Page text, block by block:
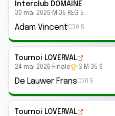
Interclub DOMAINE
30 mai 2026· M 35 REG 5
Adam VincentC30.5
Tournoi LOVERVAL
24 mai 2026· Finale ·S M 35 6
De Lauwer FransC30.5
Tournoi LOVERVAL